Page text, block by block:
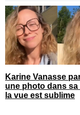
Karine Vanasse
une photo dans sa
la vue est sublime